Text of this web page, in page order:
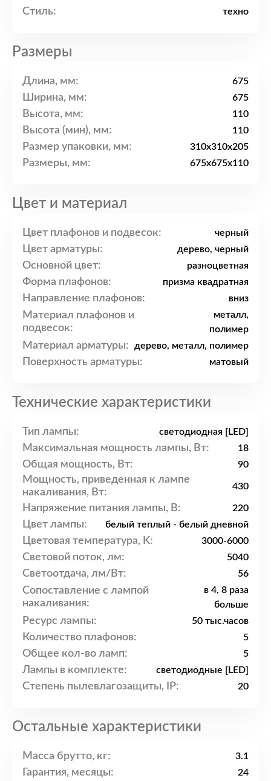
Стиль: техно
Размеры
Длина, мм: 675
Ширина, мм: 675
Высота, мм: 110
Высота (мин), мм: 110
Размер упаковки, мм: 310x310x205
Размеры, мм: 675x675x110
Цвет и материал
Цвет плафонов и подвесок: черный
Цвет арматуры: дерево, черный
Основной цвет: разноцветная
Форма плафонов: призма квадратная
Направление плафонов: вниз
Материал плафонов и
подвесок:
металл,
полимер
Материал арматуры: дерево, металл, полимер
Поверхность арматуры: матовый
Технические характеристики
Тип лампы: светодиодная [LED]
Максимальная мощность лампы, Вт: 18
Общая мощность, Вт: 90
Мощность, приведенная к лампе
накаливания, Вт:
430
Напряжение питания лампы, В: 220
Цвет лампы: белый теплый - белый дневной
Цветовая температура, K: 3000-6000
Световой поток, лм: 5040
Светоотдача, лм/Вт: 56
Сопоставление с лампой
накаливания:
в 4, 8 раза
больше
Ресурс лампы: 50 тыс.часов
Количество плафонов: 5
Общее кол-во ламп: 5
Лампы в комплекте: светодиодные [LED]
Степень пылевлагозащиты, IP: 20
Остальные характеристики
Масса брутто, кг: 3.1
Гарантия, месяцы: 24